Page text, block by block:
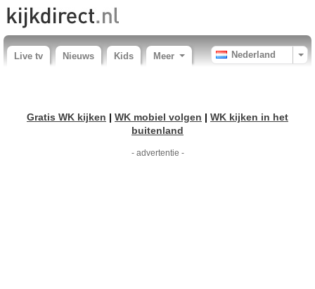
Live tv Nieuws Kids Meer Nederland
Gratis WK kijken | WK mobiel volgen | WK kijken in het
buitenland
- advertentie -